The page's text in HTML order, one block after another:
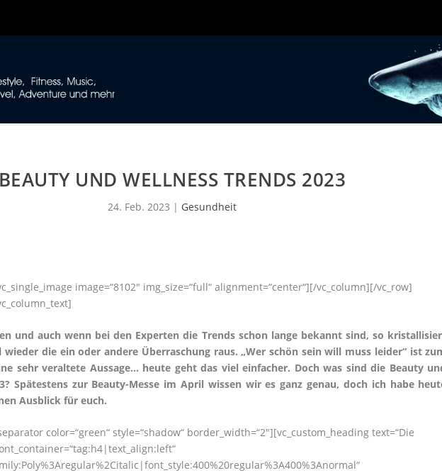
BEAUTY UND WELLNESS TRENDS 2023
24. Feb. 2023 | Gesundheit
image=“8102″ img_size=“full“ alignment=“center“][/vc_column][/vc_row]
und auch wenn bei den Experten die Trends schon lange bekannt sind, so
die ein oder andere Überraschung raus. „Wer schön sein will muss leider“ ist
sehr veraltete Aussage… heute geht das viel einfacher. Doch was sind die Beauty
Spätestens zur Beauty-Messe im April wissen wir es ganz genau, doch ich habe
Ausblick für euch.
color=“green“ style=“shadow“ border_width=“2″][vc_custom_heading text=“Die